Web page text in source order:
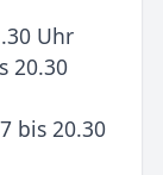
Uhr
20.30
bis 20.30